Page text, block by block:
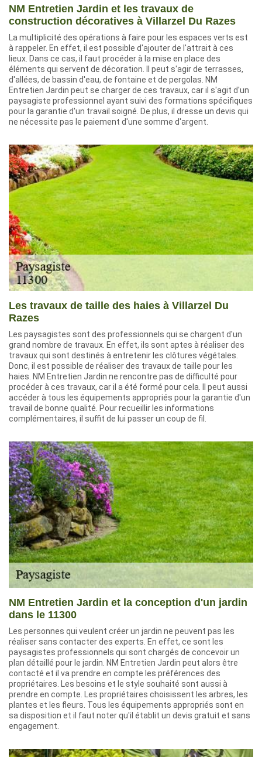
NM Entretien Jardin et les travaux de
construction décoratives à Villarzel Du Razes
La multiplicité des opérations à faire pour les espaces verts est
à rappeler. En effet, il est possible d'ajouter de l'attrait à ces
lieux. Dans ce cas, il faut procéder à la mise en place des
éléments qui servent de décoration. Il peut s'agir de terrasses,
d'allées, de bassin d'eau, de fontaine et de pergolas. NM
Entretien Jardin peut se charger de ces travaux, car il s'agit d'un
paysagiste professionnel ayant suivi des formations spécifiques
pour la garantie d'un travail soigné. De plus, il dresse un devis qui
ne nécessite pas le paiement d'une somme d'argent.
Les travaux de taille des haies à Villarzel Du
Razes
Les paysagistes sont des professionnels qui se chargent d'un
grand nombre de travaux. En effet, ils sont aptes à réaliser des
travaux qui sont destinés à entretenir les clôtures végétales.
Donc, il est possible de réaliser des travaux de taille pour les
haies. NM Entretien Jardin ne rencontre pas de difficulté pour
procéder à ces travaux, car il a été formé pour cela. Il peut aussi
accéder à tous les équipements appropriés pour la garantie d'un
travail de bonne qualité. Pour recueillir les informations
complémentaires, il suffit de lui passer un coup de fil.
NM Entretien Jardin et la conception d'un jardin
dans le 11300
Les personnes qui veulent créer un jardin ne peuvent pas les
réaliser sans contacter des experts. En effet, ce sont les
paysagistes professionnels qui sont chargés de concevoir un
plan détaillé pour le jardin. NM Entretien Jardin peut alors être
contacté et il va prendre en compte les préférences des
propriétaires. Les besoins et le style souhaité sont aussi à
prendre en compte. Les propriétaires choisissent les arbres, les
plantes et les fleurs. Tous les équipements appropriés sont en
sa disposition et il faut noter qu'il établit un devis gratuit et sans
engagement.